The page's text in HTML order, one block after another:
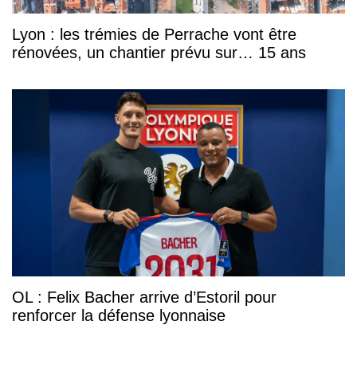
Lyon : les trémies de Perrache vont être
rénovées, un chantier prévu sur… 15 ans
OL : Felix Bacher arrive d’Estoril pour
renforcer la défense lyonnaise